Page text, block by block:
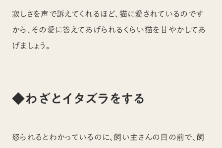
寂しさを声で訴えてくれるほど、猫に愛されているのです
から、その愛に答えてあげられるくらい猫を甘やかしてあ
げましょう。
◆わざとイタズラをする
怒られるとわかっているのに、飼い主さんの目の前で、飼